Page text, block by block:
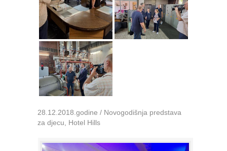
28.12.2018.godine / Novogodišnja predstava
za djecu, Hotel Hills